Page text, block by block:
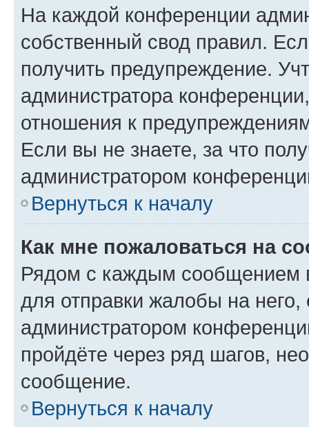
На каждой конференции
собственный свод правил.
получить предупреждение.
администратора
отношения к
Если вы не знаете, за что
администратором
Вернуться к началу
Как мне пожаловаться на
Рядом с каждым сообщением
для отправки жалобы на
администратором
пройдёте через ряд шагов,
сообщение.
Вернуться к началу